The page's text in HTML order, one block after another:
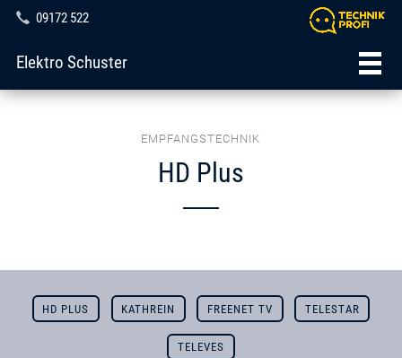
09172 522
Elektro Schuster
EMPFANGSTECHNIK
HD Plus
HD PLUS KATHREIN FREENET TV TELESTAR
TELEVES